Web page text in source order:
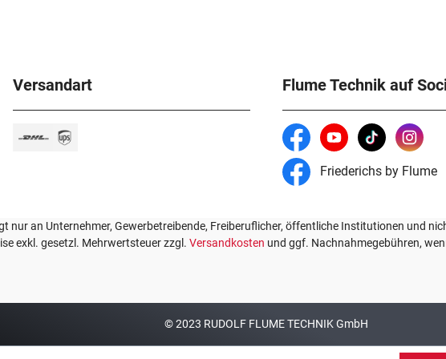
Versandart Flume Technik auf
Friederichs by Flume
nur an Unternehmer, Gewerbetreibende, Freiberuflicher, öffentliche Institutionen und
exkl. gesetzl. Mehrwertsteuer zzgl. Versandkosten und ggf. Nachnahmegebühren,
© 2023 RUDOLF FLUME TECHNIK GmbH